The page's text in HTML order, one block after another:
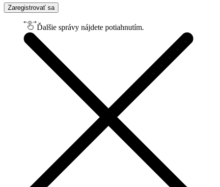
Zaregistrovať sa
Ďalšie správy nájdete potiahnutím.